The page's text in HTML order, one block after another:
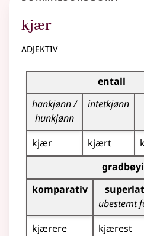
kjær
adjektiv
Bøyingstabell for dette
entall
hankjønn /
hunkjønn
intetkjønn
kjær
kjært
Bøyingstabell for dette
komparativ
ubestemt
kjærere
kjærest